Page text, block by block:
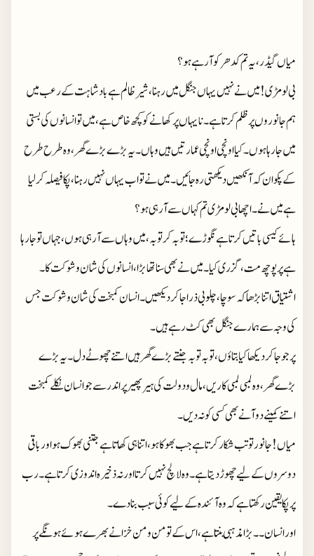
میاں گیڈر، یہ تم کدھر کو آ رہے ہو ؟
بی لومڑی! میں نے نہیں یہاں جنگل میں رہنا،شیر ظالم ہے بادشاہت کے رعب میں
ہم جانوروں پر ظلم کرتا ہے۔ نا یہاں پر کھانے کو کچھ خاص ہے، میں تو انسانوں کی بستی
میں جا رہا ہوں۔ کیا اونچی اونچی عمارتیں ہیں وہاں۔ یہ بڑے بڑے گھر، وہ طرح طرح
کے پکوان کہ آنکھیں دیکھتی رہ جائیں۔ میں نے تو اب یہاں نہیں رہنا، پکا فیصلہ کر لیا
ہے میں نے۔اچھا بی لومڑی تم کہاں سے آ رہی ہو ؟
ہائے کیسی باتیں کرتا ہے نگوڑے؛ توبہ کر توبہ ، میں وہاں سے آ رہی ہوں، جہاں تو جا رہا
ہے پر پوچھ مت،گزری کیا۔ میں نے بھی سنا تھا بڑا، انسانوں کی شان و شوکت کا۔
اشتیاق اتنا بڑھا کہ سوچا، چلو بی ذرا جا کر دیکھیں۔ انسان کمبخت کی شان و شوکت جس
کی وجہ سے ہمارے جنگل بھی کٹ رہے ہیں ۔
پر جو جا کر دیکھا کیا بتاؤں، توبہ توبہ جنتے بڑے گھر ہیں اتنے چھوٹے دل۔ یہ بڑے
بڑے گھر،وہ لمبی لمبی کاریں، مال و دولت کی ہیر پھیر پر اندر سے جو انسان نکلے کمبخت
اتنے کمینے دو آنے بھی کسی کو نہ دیں۔
میاں! جانور تو تب شکار کرتا ہے جب بھوکا ہو، اتنا ہی کھاتا ہے جتنی بھوک ہو اور باقی
دوسروں کےلیے چھوڑ دیتا ہے ۔ وہ لالچ نہیں کرتا اور نہ ذخیرہ اندوزی کرتا ہے ۔ رب
پر پکا یقین رکھتا ہے کہ وہ آئندہ کےلیے کوئی سبب بنا دے۔
اور انسان ۔۔ بڑا مذہبی بنتا ہے، اس کے تو من و من خزانے بھرے ہوئے ہونگے پر